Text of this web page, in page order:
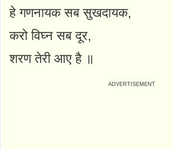
हे गणनायक सब सुखदायक,
करो विघ्न सब दूर,
शरण तेरी आए है ॥